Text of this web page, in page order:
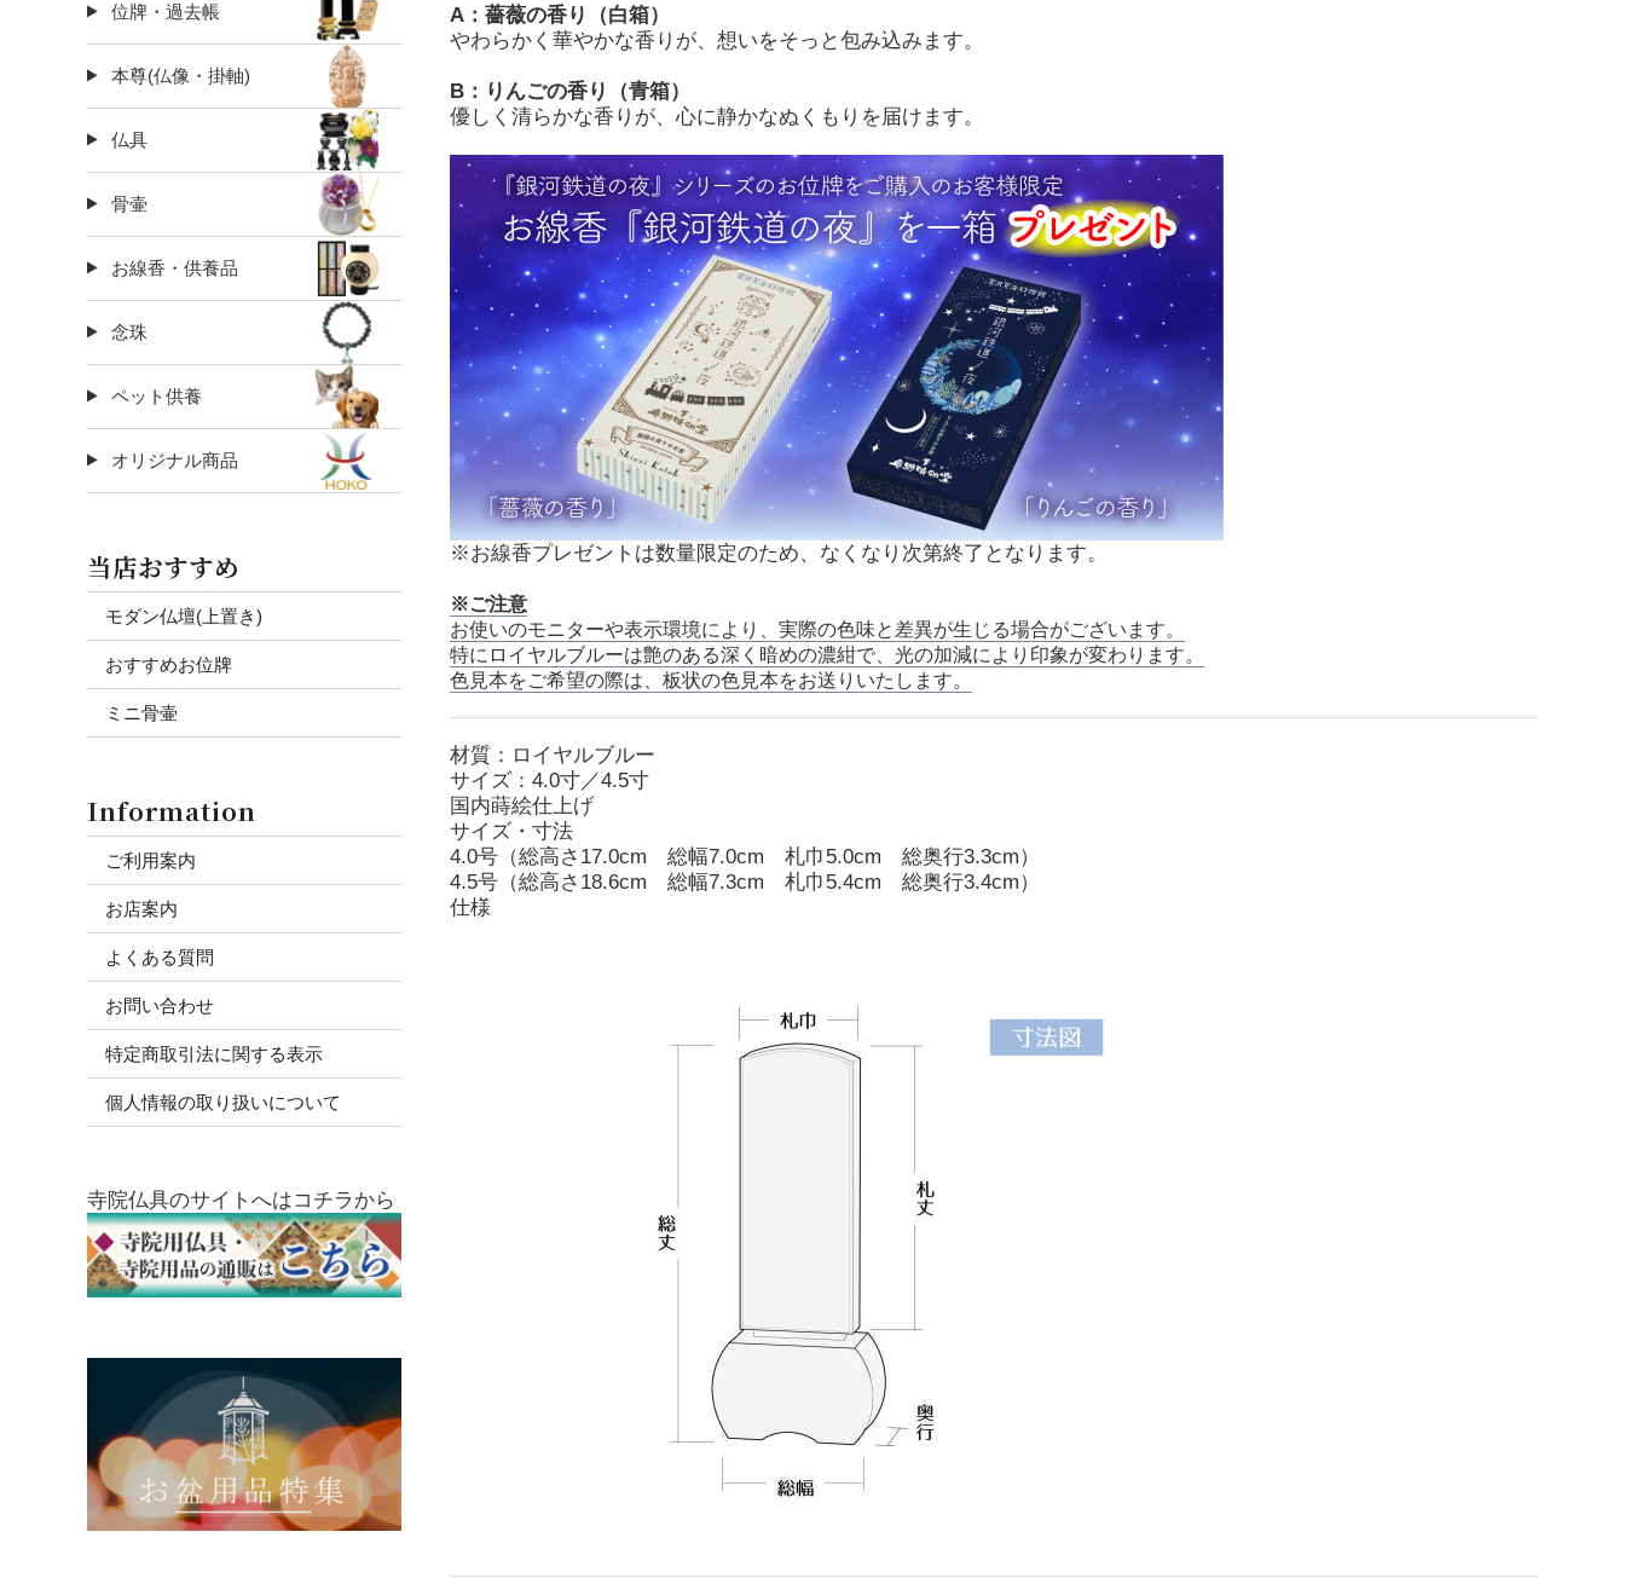
A：薔薇の香り（白箱）
やわらかく華やかな香りが、想いをそっと包み込みます。
B：りんごの香り（青箱）
優しく清らかな香りが、心に静かなぬくもりを届けます。
※お線香プレゼントは数量限定のため、なくなり次第終了となります。
※ご注意
お使いのモニターや表示環境により、実際の色味と差異が生じる場合がございます。
特にロイヤルブルーは艶のある深く暗めの濃紺で、光の加減により印象が変わります。
色見本をご希望の際は、板状の色見本をお送りいたします。
材質：ロイヤルブルー
サイズ：4.0寸／4.5寸
国内蒔絵仕上げ
サイズ・寸法
4.0号（総高さ17.0cm 総幅7.0cm 札巾5.0cm 総奥行3.3cm）
4.5号（総高さ18.6cm 総幅7.3cm 札巾5.4cm 総奥行3.4cm）
仕様
位牌・過去帳
本尊(仏像・掛軸)
仏具
骨壷
お線香・供養品
念珠
ペット供養
オリジナル商品
当店おすすめ
モダン仏壇(上置き)
おすすめお位牌
ミニ骨壷
Information
ご利用案内
お店案内
よくある質問
お問い合わせ
特定商取引法に関する表示
個人情報の取り扱いについて
寺院仏具のサイトへはコチラから